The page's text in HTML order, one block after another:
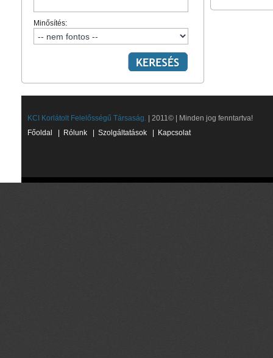
Minősítés:
KCI Korlátolt Felelősségű Társaság. | 2011© | Minden jog fenntartva!
Főoldal
Rólunk Szolgáltatások Kapcsolat